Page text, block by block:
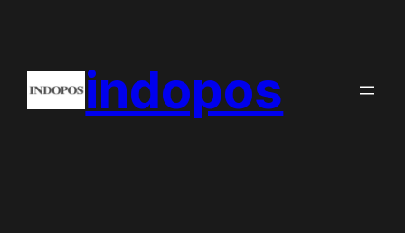
content
indopos